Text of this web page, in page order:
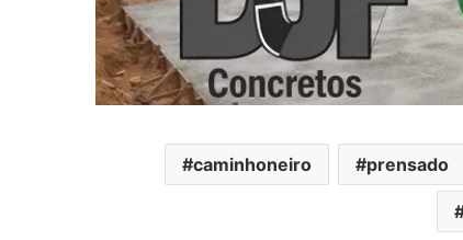
caminhoneiro prensado